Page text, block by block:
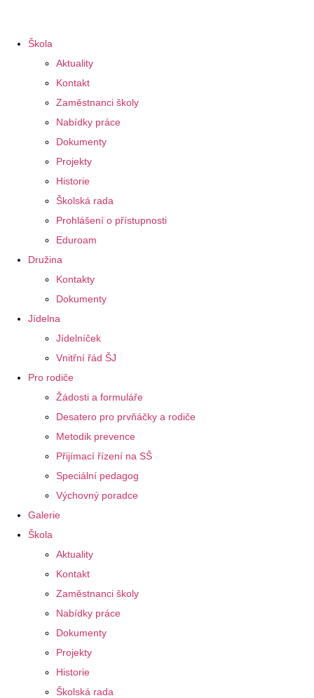
Škola
Aktuality
Kontakt
Zaměstnanci školy
Nabídky práce
Dokumenty
Projekty
Historie
Školská rada
Prohlášení o přístupnosti
Eduroam
Družina
Kontakty
Dokumenty
Jídelna
Jídelníček
Vnitřní řád ŠJ
Pro rodiče
Žádosti a formuláře
Desatero pro prvňáčky a rodiče
Metodik prevence
Přijímací řízení na SŠ
Speciální pedagog
Výchovný poradce
Galerie
Škola
Aktuality
Kontakt
Zaměstnanci školy
Nabídky práce
Dokumenty
Projekty
Historie
Školská rada